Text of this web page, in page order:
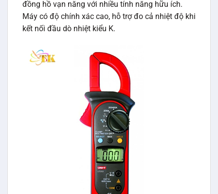
đồng hồ vạn năng với nhiều tính năng hữu ích.
Máy có độ chính xác cao, hỗ trợ đo cả nhiệt độ khi
kết nối đầu dò nhiệt kiểu K.